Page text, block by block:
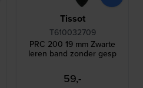
Tissot
T610032709
PRC 200 19 mm Zwarte
leren band zonder gesp
59,-